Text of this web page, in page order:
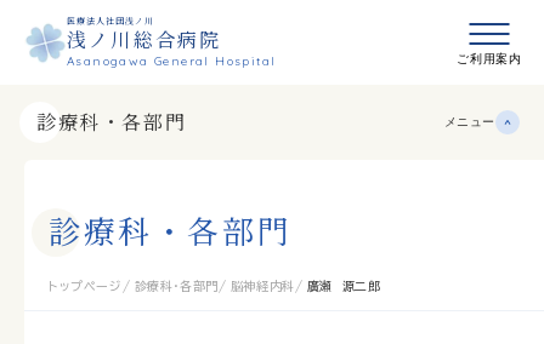
メニュ
ご利用案内
医療法人社団浅ノ川
浅ノ川総合病院
Asanogawa General Hospital
診療科・各部門 メニュー
診療科 ・ 各部門
トップページ 診療科・各部門 脳神経内科 廣瀬 源二郎